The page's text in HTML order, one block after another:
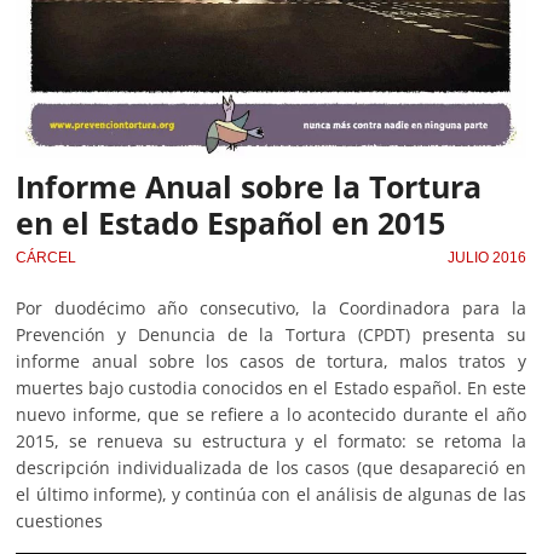
Informe Anual sobre la Tortura
en el Estado Español en 2015
CÁRCEL JULIO 2016
Por duodécimo año consecutivo, la Coordinadora para la
Prevención y Denuncia de la Tortura (CPDT) presenta su
informe anual sobre los casos de tortura, malos tratos y
muertes bajo custodia conocidos en el Estado español. En este
nuevo informe, que se refiere a lo acontecido durante el año
2015, se renueva su estructura y el formato: se retoma la
descripción individualizada de los casos (que desapareció en
el último informe), y continúa con el análisis de algunas de las
cuestiones